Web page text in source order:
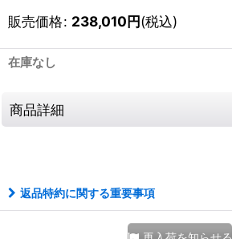
販売価格: 238,010円(税込)
在庫なし
商品詳細
返品特約に関する重要事項